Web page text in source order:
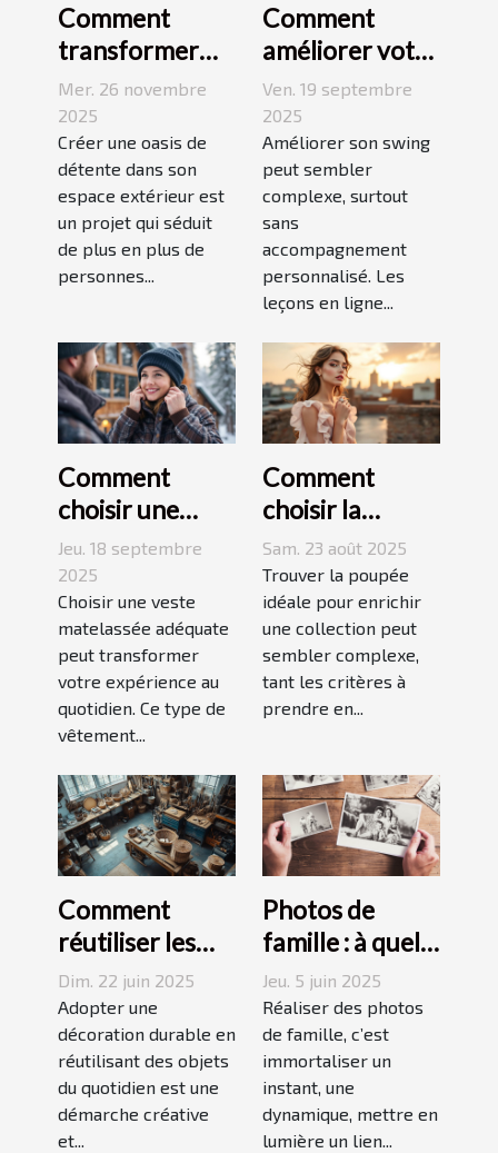
Comment
transformer
votre espace
extérieur en
oasis de
détente ?
Mer. 26 novembre
2025
Créer une oasis de
détente dans son
espace extérieur est
un projet qui séduit
de plus en plus de
personnes...
Comment
améliorer votre
swing avec des
leçons en ligne
Ven. 19 septembre
2025
Améliorer son swing
peut sembler
complexe, surtout
sans
accompagnement
personnalisé. Les
leçons en ligne...
Comment
choisir une
veste
matelassée
adaptée à votre
style de vie ?
Jeu. 18 septembre
2025
Choisir une veste
matelassée adéquate
peut transformer
votre expérience au
quotidien. Ce type de
vêtement...
Comment
choisir la
poupée
parfaite pour
votre collection
unique ?
Sam. 23 août 2025
Trouver la poupée
idéale pour enrichir
une collection peut
sembler complexe,
tant les critères à
prendre en...
Comment
réutiliser les
objets du
quotidien pour
une décoration
durable
Dim. 22 juin 2025
Adopter une
décoration durable en
réutilisant des objets
du quotidien est une
démarche créative
et...
Photos de
famille : à quel
photographe
confier cette
tâche à
Grenoble ?
Jeu. 5 juin 2025
Réaliser des photos
de famille, c’est
immortaliser un
instant, une
dynamique, mettre en
lumière un lien...